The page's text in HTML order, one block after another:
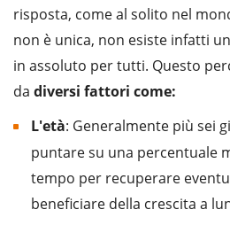
risposta, come al solito nel
non è unica, non esiste infatti
in assoluto per tutti. Questo
da diversi fattori come:
L'età: Generalmente più sei
puntare su una percentuale
tempo per recuperare
beneficiare della crescita a